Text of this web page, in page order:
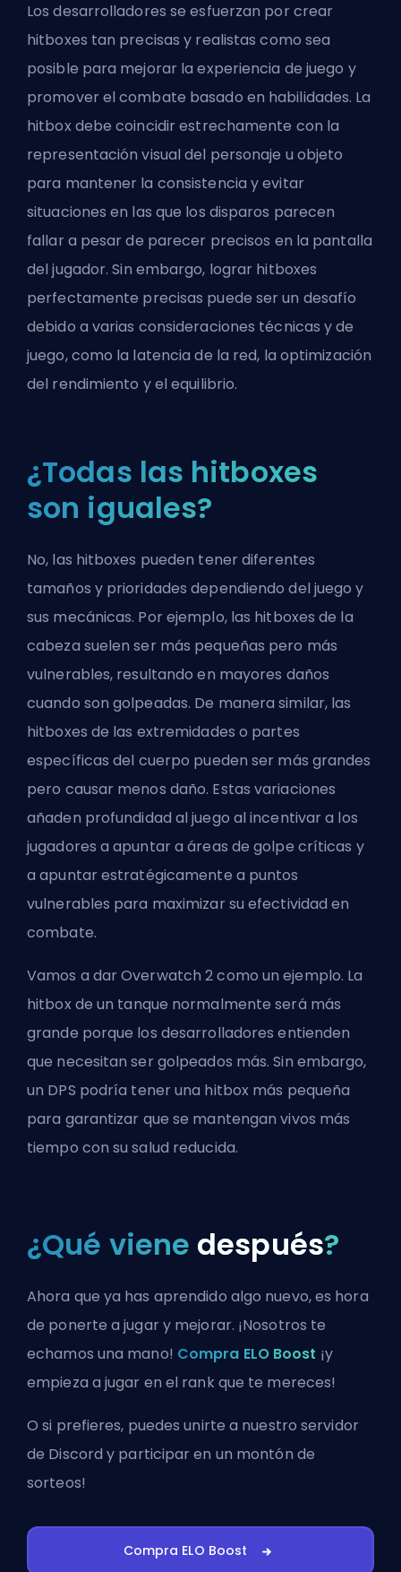
Los desarrolladores se esfuerzan por crear
hitboxes tan precisas y realistas como sea
posible para mejorar la experiencia de juego y
promover el combate basado en habilidades. La
hitbox debe coincidir estrechamente con la
representación visual del personaje u objeto
para mantener la consistencia y evitar
situaciones en las que los disparos parecen
fallar a pesar de parecer precisos en la pantalla
del jugador. Sin embargo, lograr hitboxes
perfectamente precisas puede ser un desafío
debido a varias consideraciones técnicas y de
juego, como la latencia de la red, la optimización
del rendimiento y el equilibrio.
¿Todas las hitboxes
son iguales?
No, las hitboxes pueden tener diferentes
tamaños y prioridades dependiendo del juego y
sus mecánicas. Por ejemplo, las hitboxes de la
cabeza suelen ser más pequeñas pero más
vulnerables, resultando en mayores daños
cuando son golpeadas. De manera similar, las
hitboxes de las extremidades o partes
específicas del cuerpo pueden ser más grandes
pero causar menos daño. Estas variaciones
añaden profundidad al juego al incentivar a los
jugadores a apuntar a áreas de golpe críticas y
a apuntar estratégicamente a puntos
vulnerables para maximizar su efectividad en
combate.
Vamos a dar Overwatch 2 como un ejemplo. La
hitbox de un tanque normalmente será más
grande porque los desarrolladores entienden
que necesitan ser golpeados más. Sin embargo,
un DPS podría tener una hitbox más pequeña
para garantizar que se mantengan vivos más
tiempo con su salud reducida.
¿Qué viene después?
Ahora que ya has aprendido algo nuevo, es hora
de ponerte a jugar y mejorar. ¡Nosotros te
echamos una mano! Compra ELO Boost ¡y
empieza a jugar en el rank que te mereces!
O si prefieres, puedesunirte a nuestro servidor
de Discord y participar en un montón de
sorteos!
Compra ELO Boost